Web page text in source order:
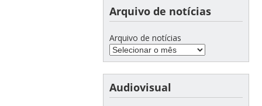
Arquivo de notícias
Arquivo de notícias
Audiovisual